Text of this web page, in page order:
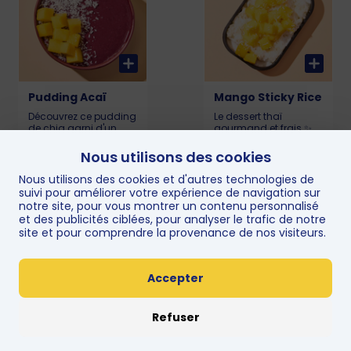
Pudding Acaï
Découvrez ce pudding
de chia garni d'un
choisissez votre fruit et
votre topping.
Allergène : Sésame
359 kcal
Mango Sticky Rice
Le dessert thaï
gourmand et frais ✨
nappé de lait de coco
onctueux et
accompagné de
mangue fraîche et
juteuse. Un mélange
doux, crémeux et fruité
pour finir en beauté 😋
266 kcal Allergène :
5,50€
Nous utilisons des cookies
Nous utilisons des cookies et d'autres technologies de
suivi pour améliorer votre expérience de navigation sur
notre site, pour vous montrer un contenu personnalisé
et des publicités ciblées, pour analyser le trafic de notre
site et pour comprendre la provenance de nos visiteurs.
Accepter
Refuser